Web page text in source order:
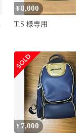
¥8,000
T.S 様専用
¥ 7,000